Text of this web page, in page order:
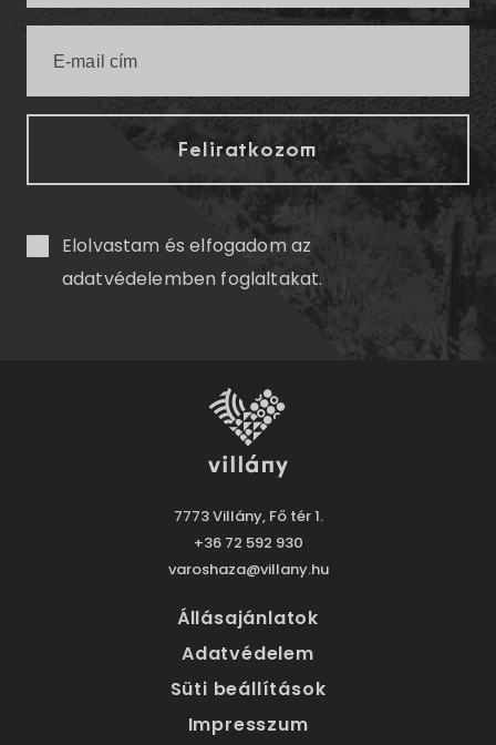
Elolvastam és elfogadom az
adatvédelemben foglaltakat.
7773 Villány, Fő tér 1.
+36 72 592 930
varoshaza@villany.hu
Állásajánlatok
Adatvédelem
Süti beállítások
Impresszum